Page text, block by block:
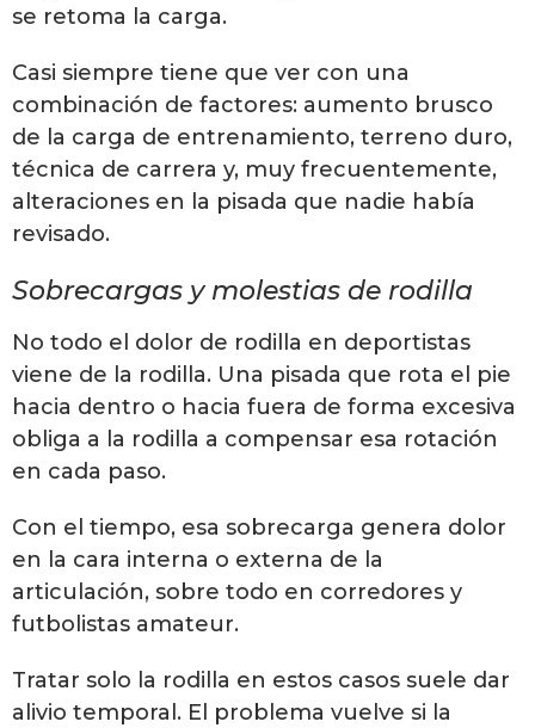
se retoma la carga.
Casi siempre tiene que ver con una
combinación de factores: aumento brusco
de la carga de entrenamiento, terreno duro,
técnica de carrera y, muy frecuentemente,
alteraciones en la pisada que nadie había
revisado.
Sobrecargas y molestias de rodilla
No todo el dolor de rodilla en deportistas
viene de la rodilla. Una pisada que rota el pie
hacia dentro o hacia fuera de forma excesiva
obliga a la rodilla a compensar esa rotación
en cada paso.
Con el tiempo, esa sobrecarga genera dolor
en la cara interna o externa de la
articulación, sobre todo en corredores y
futbolistas amateur.
Tratar solo la rodilla en estos casos suele dar
alivio temporal. El problema vuelve si la